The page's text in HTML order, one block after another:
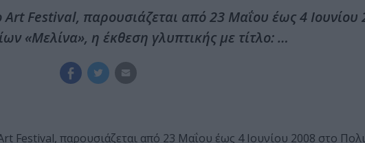
Festival, παρουσιάζεται από 23 Μαΐου έως 4 Ιουνίου
«Μελίνα», η έκθεση γλυπτικής με τίτλο: …
Festival, παρουσιάζεται από 23 Μαΐου έως 4 Ιουνίου 2008 στο